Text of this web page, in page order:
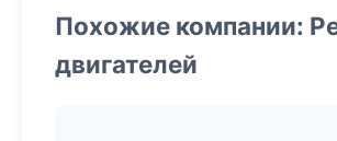
Похожие компании:
двигателей